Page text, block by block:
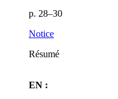
p. 28–30
Notice
Résumé
EN :